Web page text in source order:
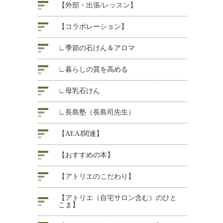
【外部・出張/レッスン】
【コラボレーション】
∟季節の石けん＆アロマ
∟暮らしの質を高める
∟母乳石けん
∟長島塾（長島司先生）
【AEAJ関連】
【おすすめの本】
【アトリエのこだわり】
【アトリエ（自宅サロン含む）のひと
こま】